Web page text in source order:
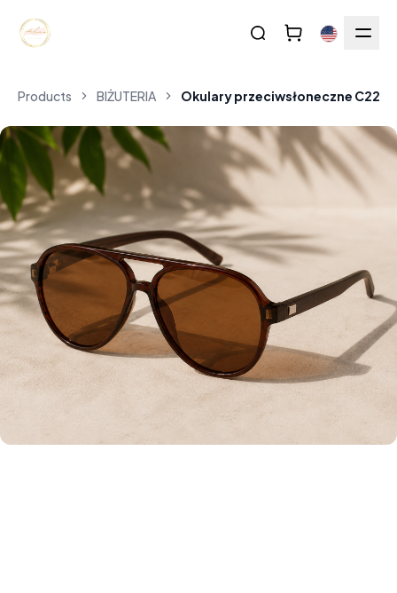
Products BIŻUTERIA Okulary przeciwsłoneczne C229